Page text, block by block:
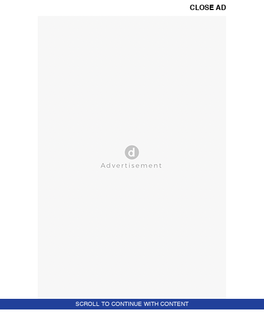
CLOSE AD
SCROLL TO CONTINUE WITH CONTENT